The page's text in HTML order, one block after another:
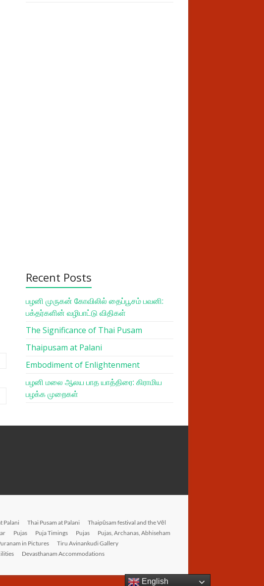
Recent Posts
பழனி முருகன் கோவிலில் தைப்பூசம் பவனி:
பக்தர்களின் வழிபாட்டு விதிகள்
The Significance of Thai Pusam
Thaipusam at Palani
Embodiment of Enlightenment
பழனி மலை ஆலய பாத யாத்திரை: கிராமிய
பழக்க முறைகள்
Palani Thai Pusam at Palani
Thaipūsam festival and the Vēl
Pujas Puja Timings Pujas
Pujas, Archanas, Abhiseham
in Pictures
Tiru Avinankudi Gallery
Devasthanam Accommodations
English